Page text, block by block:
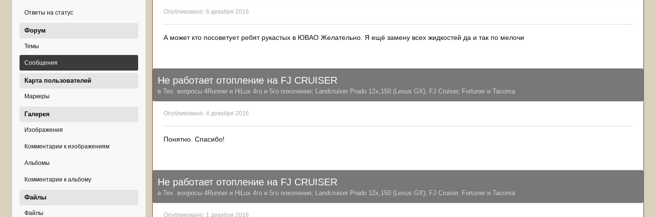
Ответы на статус
Форум
Темы
Сообщения
Карта пользователей
Маркеры
Галерея
Изображения
Комментарии к изображениям
Альбомы
Комментарии к альбому
Файлы
Файлы
Опубликовано: 6 декабря 2016
А может кто посоветует ребят рукастых в ЮВАО Желательно. Я ещё замену всех жидкостей да и так по мелочи
Не работает отопление на FJ CRUISER
в Тех. вопросы 4Runner и HiLux 4го и 5го поколения; Landсruiser Prado 12x,150 (Lexus GX); FJ Cruiser, Fortuner и Tacoma
Опубликовано: 4 декабря 2016
Понятно. Спасибо!
Не работает отопление на FJ CRUISER
в Тех. вопросы 4Runner и HiLux 4го и 5го поколения; Landсruiser Prado 12x,150 (Lexus GX); FJ Cruiser, Fortuner и Tacoma
Опубликовано: 1 декабря 2016